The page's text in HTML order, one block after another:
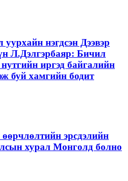
нэгдсэн Дээвэр
Л.Дэлгэрбаяр: Бичил
иргэд байгалийн
буй хамгийн бодит
эрсдэлийн
хурал Монголд болно